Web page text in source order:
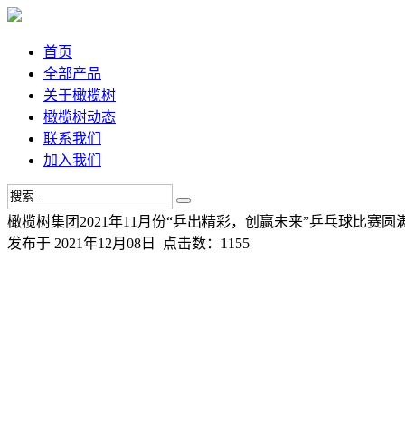
首页
全部产品
关于橄榄树
橄榄树动态
联系我们
加入我们
橄榄树集团2021年11月份“乒出精彩，创赢未来”乒乓球比赛圆
发布于 2021年12月08日 点击数：1155